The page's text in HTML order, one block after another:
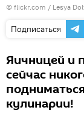
© flickr.com / Lesya
Подписаться
Яичницей и
сейчас
кулинарии!